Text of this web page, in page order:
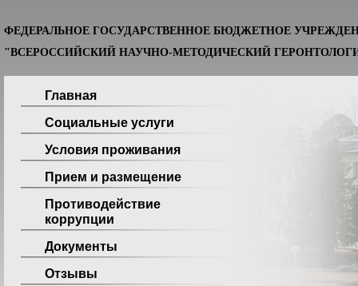
ФЕДЕРАЛЬНОЕ ГОСУДАРСТВЕННОЕ БЮДЖЕТНОЕ
"ВСЕРОССИЙСКИЙ НАУЧНО-МЕТОДИЧЕСКИЙ
Главная
Социальные услуги
Условия проживания
Прием и размещение
Противодействие
коррупции
Документы
Отзывы